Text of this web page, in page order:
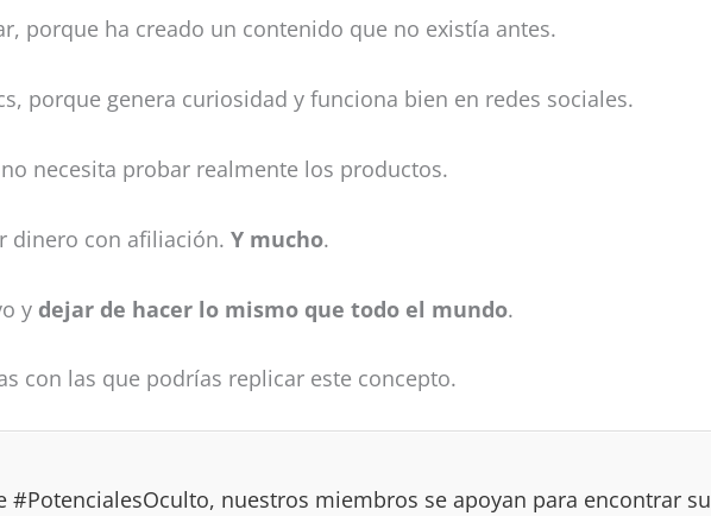
porque ha creado un contenido que no existía antes.
porque genera curiosidad y funciona bien en redes sociales.
necesita probar realmente los productos.
dinero con afiliación. Y mucho.
y dejar de hacer lo mismo que todo el mundo.
con las que podrías replicar este concepto.
#PotencialesOculto, nuestros miembros se apoyan para encontrar su